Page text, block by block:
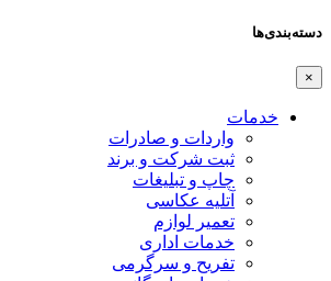
دسته‌بندی‌ها
×
خدمات
واردات و صادرات
ثبت شرکت و برند
چاپ و تبلیغات
آتلیه عکاسی
تعمیر لوازم
خدمات اداری
تفریح و سرگرمی